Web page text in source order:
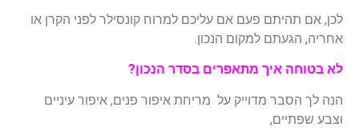
פעם אם עליכם למרוח קונסילר לפני הקרן או
למקום הנכון.
איך מתאפרים בסדר הנכון?
מדוייק על מריחת איפור פנים, איפור עיניים